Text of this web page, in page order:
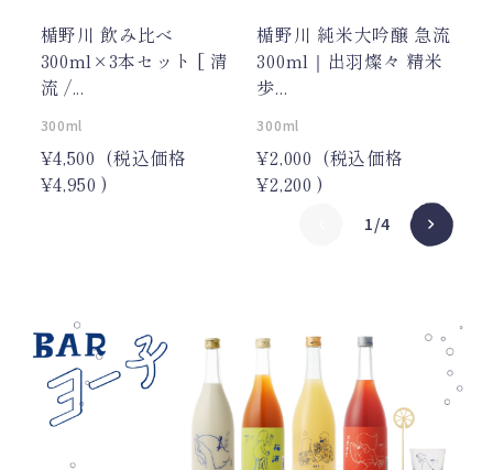
楯野川 飲み比べ
300ml×3本セット [ 清
流 /...
300ml
¥4,500 (税込価格
¥4,950 )
楯野川 純米大吟醸 急流
300ml｜出羽燦々 精米
歩...
300ml
¥2,000 (税込価格
¥2,200 )
1/4